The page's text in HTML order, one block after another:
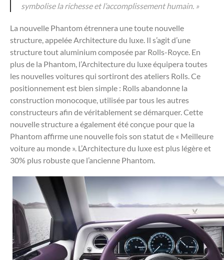
symbolise la richesse et l’accomplissement humain. »
La nouvelle Phantom étrennera une toute nouvelle
structure, appelée Architecture du luxe. Il s’agit d’une
structure tout aluminium composée par Rolls-Royce. En
plus de la Phantom, l’Architecture du luxe équipera toutes
les nouvelles voitures qui sortiront des ateliers Rolls. Ce
positionnement est bien simple : Rolls abandonne la
construction monocoque, utilisée par tous les autres
constructeurs afin de véritablement se démarquer. Cette
nouvelle structure a également été conçue pour que la
Phantom affirme une nouvelle fois son statut de « Meilleure
voiture au monde ». L’Architecture du luxe est plus légère et
30% plus robuste que l’ancienne Phantom.